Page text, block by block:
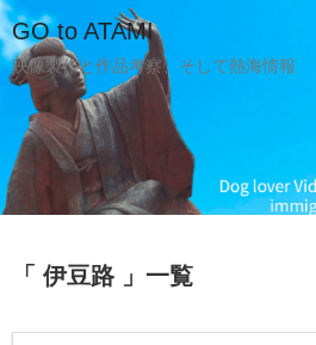
GO to ATAMI
映像製作と作品考察、そして熱海情報
「 伊豆路 」一覧